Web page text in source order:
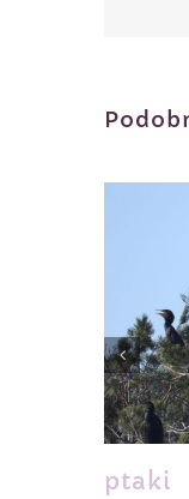
ptaki